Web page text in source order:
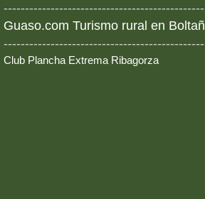
Guaso.com Turismo rural en
Club Plancha Extrema Ribagorza